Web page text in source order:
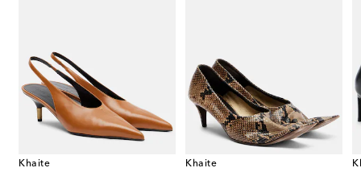
Khaite
Khaite